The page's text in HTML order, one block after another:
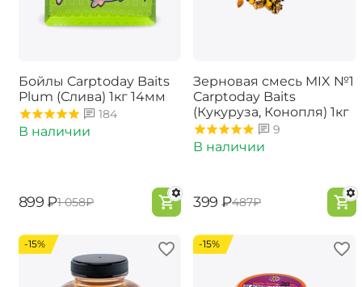
Бойлы Carptoday Baits
Plum (Слива) 1кг 14мм
184
В наличии
‍899‍ ₽‍1 058‍₽
Зерновая смесь MIX №1
Carptoday Baits
(Кукуруза, Конопля) 1кг
9
В наличии
‍399‍ ₽‍487‍₽
-15% -15%